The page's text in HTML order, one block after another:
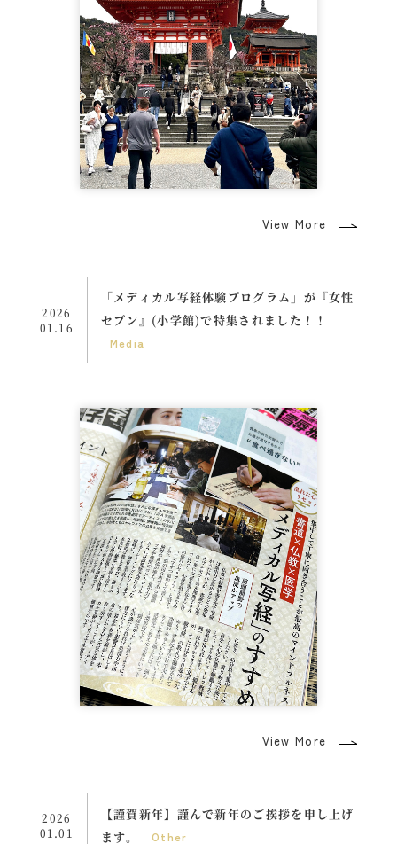
View More
2026
01.16
「メディカル写経体験プログラム」が『女性
セブン』(小学館)で特集されました！！
Media
View More
2026
01.01
【謹賀新年】謹んで新年のご挨拶を申し上げ
ます。
Other